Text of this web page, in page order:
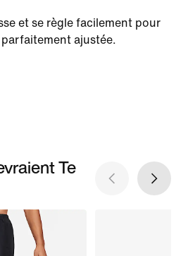
et se règle facilement pour
ajustée.
Te